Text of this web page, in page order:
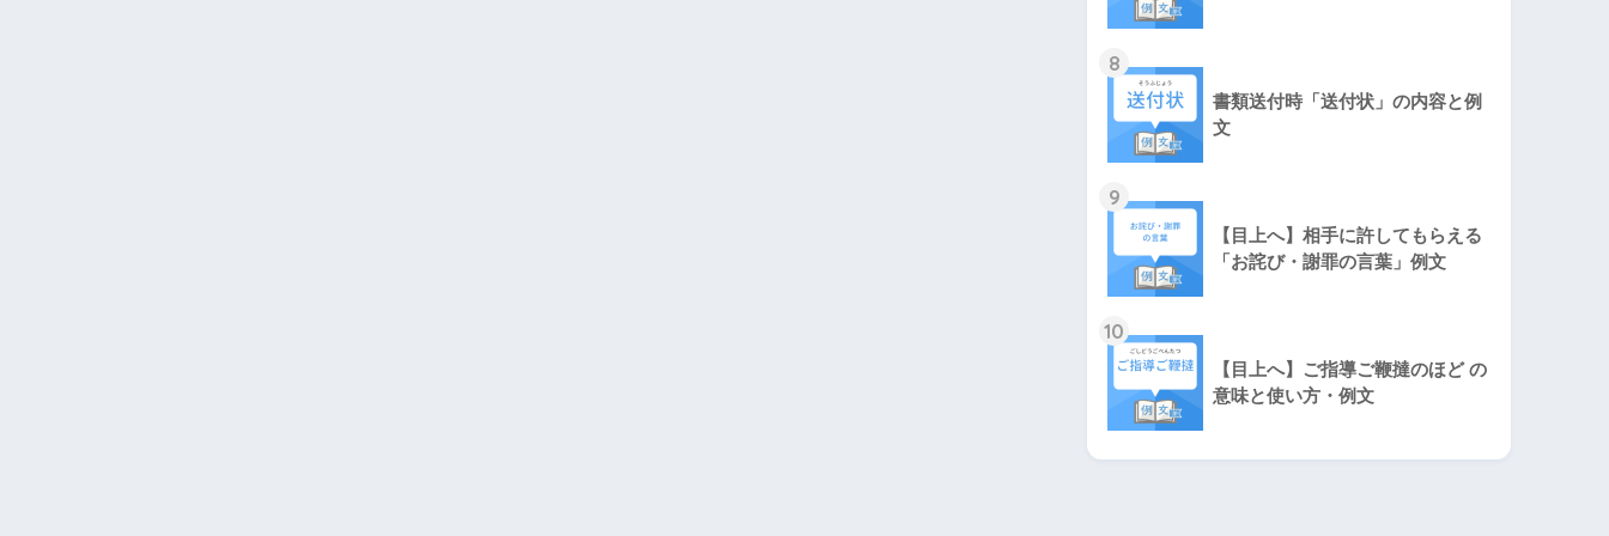
8
書類送付時「送付状」の内容と例
文
9
【目上へ】相手に許してもらえる
「お詫び・謝罪の言葉」例文
10
【目上へ】ご指導ご鞭撻のほど の
意味と使い方・例文